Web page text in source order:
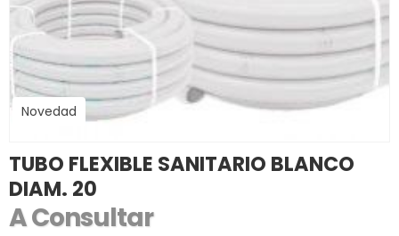
Novedad
TUBO FLEXIBLE SANITARIO BLANCO
DIAM. 20
A Consultar